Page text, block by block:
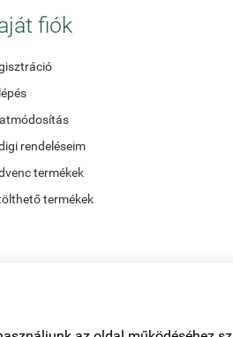
fiók
rendeléseim
termékek
termékek